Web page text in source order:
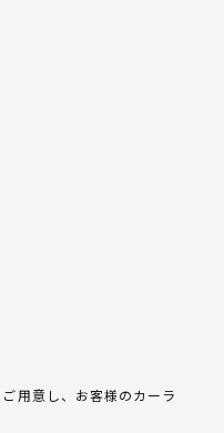
用意し、お客様のカーラ